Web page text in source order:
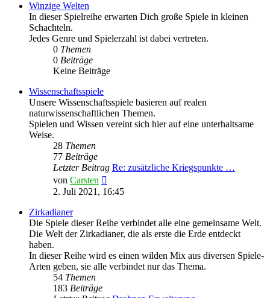
Winzige Welten
In dieser Spielreihe erwarten Dich große Spiele in kleinen
Schachteln.
Jedes Genre und Spielerzahl ist dabei vertreten.
0 Themen
0 Beiträge
Keine Beiträge
Wissenschaftsspiele
Unsere Wissenschaftsspiele basieren auf realen
naturwissenschaftlichen Themen.
Spielen und Wissen vereint sich hier auf eine unterhaltsame
Weise.
28 Themen
77 Beiträge
Letzter Beitrag Re: zusätzliche Kriegspunkte …
von Carsten
Beitrag
2. Juli 2021, 16:45
Zirkadianer
Die Spiele dieser Reihe verbindet alle eine gemeinsame Welt.
Die Welt der Zirkadianer, die als erste die Erde entdeckt
haben.
In dieser Reihe wird es einen wilden Mix aus diversen Spiele-
Arten geben, sie alle verbindet nur das Thema.
54 Themen
183 Beiträge